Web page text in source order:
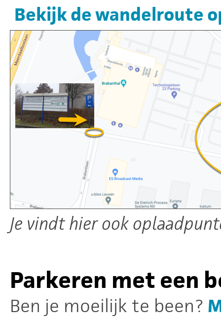
Bekijk de wandelroute
Je vindt hier ook
Parkeren met een
Ben je moeilijk te been?